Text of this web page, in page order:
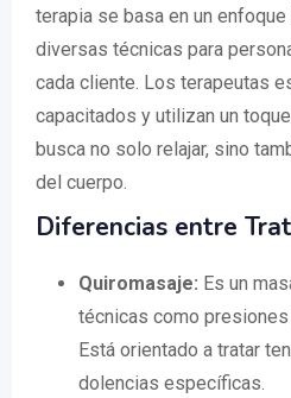
terapia se basa en un
diversas técnicas para
cada cliente. Los terapeutas
capacitados y utilizan un
busca no solo relajar, sino
del cuerpo.
Diferencias entre
Quiromasaje: Es un
técnicas como
Está orientado a tratar
dolencias específicas.